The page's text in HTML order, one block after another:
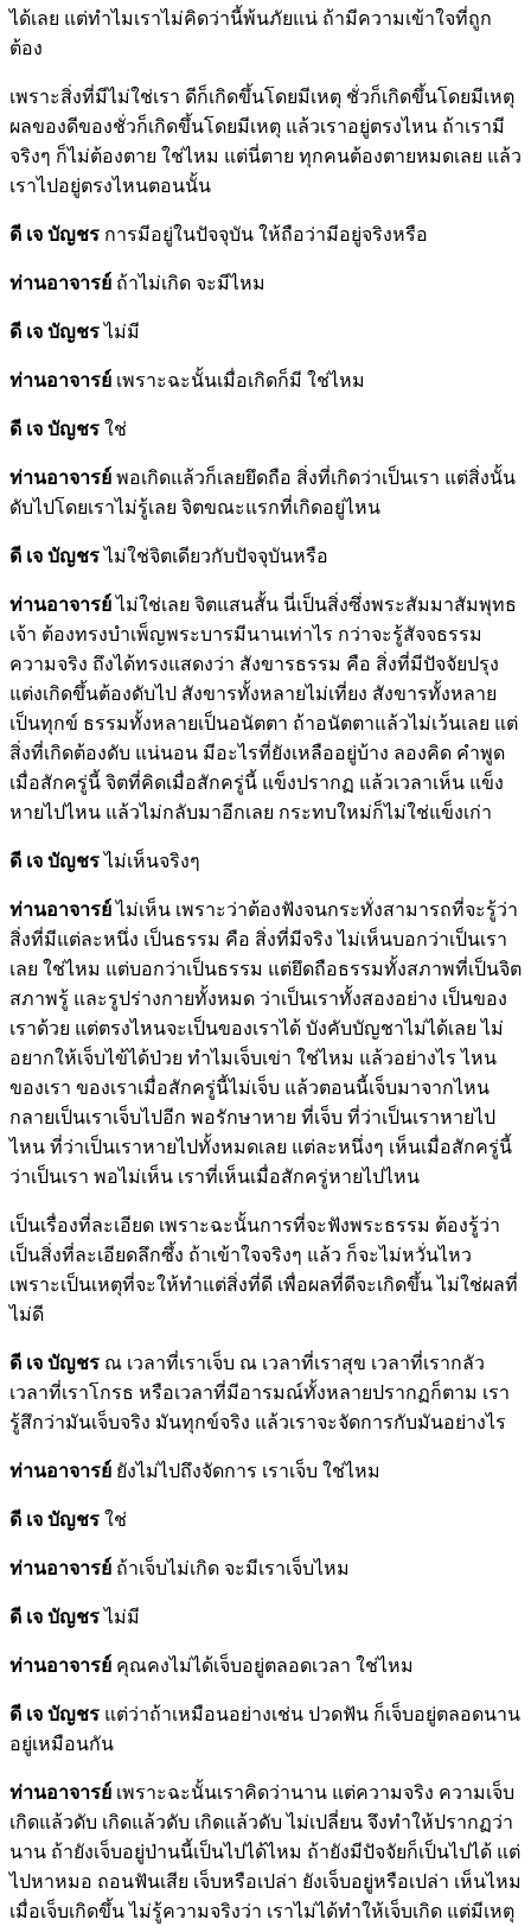
ได้เลย แต่ทำไมเราไม่คิดว่านี้พ้นภัยแน่ ถ้ามีความเข้าใจที่ถูก
ต้อง
เพราะสิ่งที่มีไม่ใช่เรา ดีก็เกิดขึ้นโดยมีเหตุ ชั่วก็เกิดขึ้นโดยมีเหตุ
ผลของดีของชั่วก็เกิดขึ้นโดยมีเหตุ แล้วเราอยู่ตรงไหน ถ้าเรามี
จริงๆ ก็ไม่ต้องตาย ใช่ไหม แต่นี่ตาย ทุกคนต้องตายหมดเลย แล้ว
เราไปอยู่ตรงไหนตอนนั้น
ดี เจ บัญชร การมีอยู่ในปัจจุบัน ให้ถือว่ามีอยู่จริงหรือ
ท่านอาจารย์ ถ้าไม่เกิด จะมีไหม
ดี เจ บัญชรไม่มี
ท่านอาจารย์ เพราะฉะนั้นเมื่อเกิดก็มี ใช่ไหม
ดี เจ บัญชร ใช่
ท่านอาจารย์ พอเกิดแล้วก็เลยยึดถือ สิ่งที่เกิดว่าเป็นเรา แต่สิ่งนั้น
ดับไปโดยเราไม่รู้เลย จิตขณะแรกที่เกิดอยู่ไหน
ดี เจ บัญชรไม่ใช่จิตเดียวกับปัจจุบันหรือ
ท่านอาจารย์ไม่ใช่เลย จิตแสนสั้น นี่เป็นสิ่งซึ่งพระสัมมาสัมพุทธ
เจ้า ต้องทรงบำเพ็ญพระบารมีนานเท่าไร กว่าจะรู้สัจจธรรม
ความจริง ถึงได้ทรงแสดงว่า สังขารธรรม คือ สิ่งที่มีปัจจัยปรุง
แต่งเกิดขึ้นต้องดับไป สังขารทั้งหลายไม่เที่ยง สังขารทั้งหลาย
เป็นทุกข์ ธรรมทั้งหลายเป็นอนัตตา ถ้าอนัตตาแล้วไม่เว้นเลย แต่
สิ่งที่เกิดต้องดับ แน่นอน มีอะไรที่ยังเหลืออยู่บ้าง ลองคิด คำพูด
เมื่อสักครู่นี้ จิตที่คิดเมื่อสักครู่นี้ แข็งปรากฏ แล้วเวลาเห็น แข็ง
หายไปไหน แล้วไม่กลับมาอีกเลย กระทบใหม่ก็ไม่ใช่แข็งเก่า
ดี เจ บัญชรไม่เห็นจริงๆ
ท่านอาจารย์ไม่เห็น เพราะว่าต้องฟังจนกระทั่งสามารถที่จะรู้ว่า
สิ่งที่มีแต่ละหนึ่ง เป็นธรรม คือ สิ่งที่มีจริง ไม่เห็นบอกว่าเป็นเรา
เลย ใช่ไหม แต่บอกว่าเป็นธรรม แต่ยึดถือธรรมทั้งสภาพที่เป็นจิต
สภาพรู้ และรูปร่างกายทั้งหมด ว่าเป็นเราทั้งสองอย่าง เป็นของ
เราด้วย แต่ตรงไหนจะเป็นของเราได้ บังคับบัญชาไม่ได้เลย ไม่
อยากให้เจ็บไข้ได้ป่วย ทำไมเจ็บเข่า ใช่ไหม แล้วอย่างไร ไหน
ของเรา ของเราเมื่อสักครู่นี้ไม่เจ็บ แล้วตอนนี้เจ็บมาจากไหน
กลายเป็นเราเจ็บไปอีก พอรักษาหาย ที่เจ็บ ที่ว่าเป็นเราหายไป
ไหน ที่ว่าเป็นเราหายไปทั้งหมดเลย แต่ละหนึ่งๆ เห็นเมื่อสักครู่นี้
ว่าเป็นเรา พอไม่เห็น เราที่เห็นเมื่อสักครู่หายไปไหน
เป็นเรื่องที่ละเอียด เพราะฉะนั้นการที่จะฟังพระธรรม ต้องรู้ว่า
เป็นสิ่งที่ละเอียดลึกซึ้ง ถ้าเข้าใจจริงๆ แล้ว ก็จะไม่หวั่นไหว
เพราะเป็นเหตุที่จะให้ทำแต่สิ่งที่ดี เพื่อผลที่ดีจะเกิดขึ้น ไม่ใช่ผลที่
ไม่ดี
ดี เจ บัญชร ณ เวลาที่เราเจ็บ ณ เวลาที่เราสุข เวลาที่เรากลัว
เวลาที่เราโกรธ หรือเวลาที่มีอารมณ์ทั้งหลายปรากฏก็ตาม เรา
รู้สึกว่ามันเจ็บจริง มันทุกข์จริง แล้วเราจะจัดการกับมันอย่างไร
ท่านอาจารย์ ยังไม่ไปถึงจัดการ เราเจ็บ ใช่ไหม
ดี เจ บัญชร ใช่
ท่านอาจารย์ ถ้าเจ็บไม่เกิด จะมีเราเจ็บไหม
ดี เจ บัญชรไม่มี
ท่านอาจารย์ คุณคงไม่ได้เจ็บอยู่ตลอดเวลา ใช่ไหม
ดี เจ บัญชร แต่ว่าถ้าเหมือนอย่างเช่น ปวดฟัน ก็เจ็บอยู่ตลอดนาน
อยู่เหมือนกัน
ท่านอาจารย์ เพราะฉะนั้นเราคิดว่านาน แต่ความจริง ความเจ็บ
เกิดแล้วดับ เกิดแล้วดับ เกิดแล้วดับ ไม่เปลี่ยน จึงทำให้ปรากฏว่า
นาน ถ้ายังเจ็บอยู่ป่านนี้เป็นไปได้ไหม ถ้ายังมีปัจจัยก็เป็นไปได้ แต่
ไปหาหมอ ถอนฟันเสีย เจ็บหรือเปล่า ยังเจ็บอยู่หรือเปล่า เห็นไหม
เมื่อเจ็บเกิดขึ้น ไม่รู้ความจริงว่า เราไม่ได้ทำให้เจ็บเกิด แต่มีเหตุ